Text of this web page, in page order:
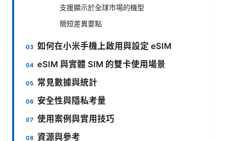
支援顯示於全球市場的機型
簡短差異要點
如何在小米手機上啟用與設定 eSIM
eSIM 與實體 SIM 的雙卡使用場景
常見數據與統計
安全性與隱私考量
使用案例與實用技巧
資源與參考